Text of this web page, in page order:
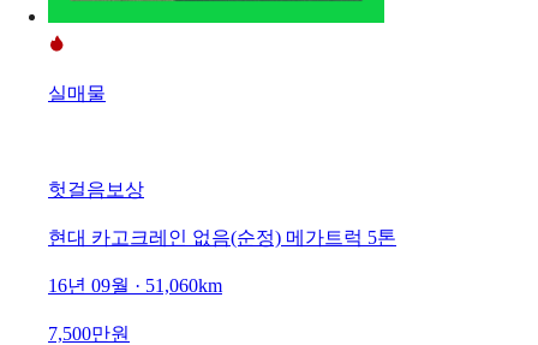
실매물
헛걸음보상
현대 카고크레인 없음(순정) 메가트럭 5톤
16년 09월 · 51,060km
7,500만원